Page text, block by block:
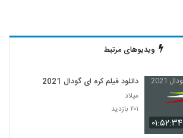
ویدیوهای مرتبط
۰۱:۵۲:۳۴
دانلود فیلم کره ای گودال 2021
میلاد
۲۰۱ بازدید